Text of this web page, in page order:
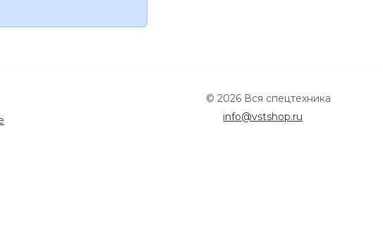
© 2026 Вся спецтехника
info@vstshop.ru